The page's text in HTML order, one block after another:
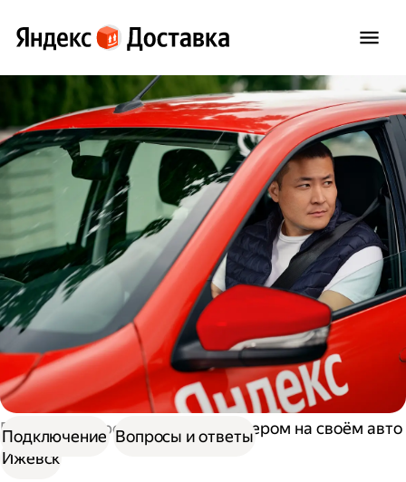
Работа курьером
Работа курьером на своём авто
Ижевск
Подключение Вопросы и ответы